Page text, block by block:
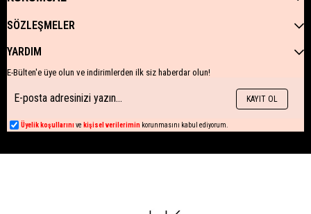
SÖZLEŞMELER
YARDIM
E-Bülten'e üye olun ve indirimlerden ilk siz haberdar olun!
KAYIT OL
Üyelik koşullarını ve kişisel verilerimin korunmasını kabul ediyorum.